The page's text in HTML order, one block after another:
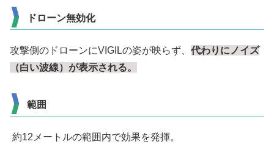
ドローン無効化
攻撃側のドローンにVIGILの姿が映らず、 代わりにノイズ
（白い波線）が表示される。
範囲
約12メートルの範囲内で効果を発揮。